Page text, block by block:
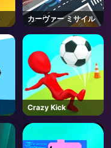
カーヴァー ミサイル
Crazy Kick